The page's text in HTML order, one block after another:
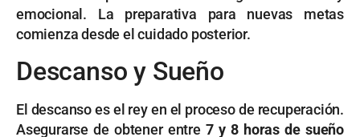
emocional. La preparativa para nuevas metas
comienza desde el cuidado posterior.
Descanso y Sueño
El descanso es el rey en el proceso de recuperación.
Asegurarse de obtener entre 7 y 8 horas de sueño